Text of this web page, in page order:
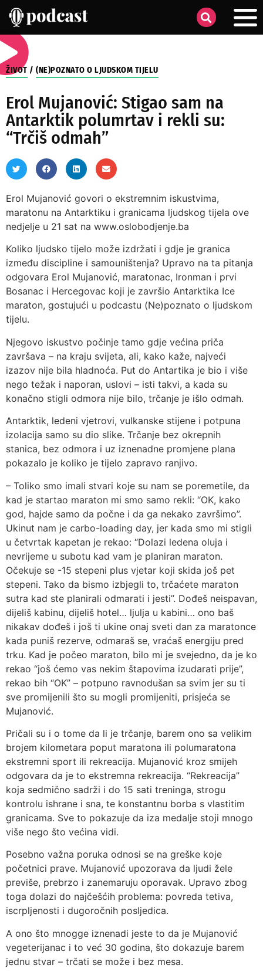
ŽIVOT / (NE)POZNATO O LJUDSKOM TIJELU
Erol Mujanović: Stigao sam na
Antarktik polumrtav i rekli su:
“Trčiš odmah”
Erol Mujanović govori o ekstremnim iskustvima,
maratonu na Antarktiku i granicama ljudskog tijela ove
nedjelje u 21 sat na www.oslobodjenje.ba
Koliko ljudsko tijelo može izdržati i gdje je granica
između discipline i samouništenja? Upravo na ta pitanja
odgovara Erol Mujanović, maratonac, Ironman i prvi
Bosanac i Hercegovac koji je završio Antarktika Ice
maraton, gostujući u podcastu (Ne)poznato o ljudskom
tijelu.
Njegovo iskustvo počinje tamo gdje većina priča
završava – na kraju svijeta, ali, kako kaže, najveći
izazov nije bila hladnoća. Put do Antartika je bio i više
nego težak i naporan, uslovi – isti takvi, a kada su
konačno stigli odmora nije bilo, trčanje je išlo odmah.
Antarktik, ledeni vjetrovi, vulkanske stijene i potpuna
izolacija samo su dio slike. Trčanje bez okrepnih
stanica, bez odmora i uz iznenadne promjene plana
pokazalo je koliko je tijelo zapravo ranjivo.
– Toliko smo imali stvari koje su nam se poremetile, da
kad je startao maraton mi smo samo rekli: “OK, kako
god, hajde samo da počne i da ga nekako završimo”.
Ukinut nam je carbo-loading day, jer kada smo mi stigli
u četvrtak kapetan je rekao: “Dolazi ledena oluja i
nevrijeme u subotu kad vam je planiran maraton.
Očekuje se -15 stepeni plus vjetar koji skida još pet
stepeni. Tako da bismo izbjegli to, trčaćete maraton
sutra kad ste planirali odmarati i jesti”. Dođeš neispavan,
dijeliš kabinu, dijeliš hotel… ljulja u kabini… ono baš
nikakav dođeš i još ti ukine onaj sveti dan za maratonce
kada puniš rezerve, odmaraš se, vraćaš energiju pred
trku. Kad je počeo maraton, bilo mi je svejedno, da je ko
rekao “još ćemo vas nekim štapovima izudarati prije”,
rekao bih “OK” – potpuno ravnodušan sa svim jer su ti
sve promijenili što su mogli promijeniti, prisjeća se
Mujanović.
Pričali su i o tome da li je trčanje, barem ono sa velikim
brojem kilometara poput maratona ili polumaratona
ekstremni sport ili rekreacija. Mujanović kroz smijeh
odgovara da je to ekstremna rekreacija. “Rekreacija”
koja sedmično sadrži i do 15 sati treninga, strogu
kontrolu ishrane i sna, te konstantnu borba s vlastitim
granicama. Sve to pokazuje da iza medalje stoji mnogo
više nego što većina vidi.
Posebno važna poruka odnosi se na greške koje
početnici prave. Mujanović upozorava da ljudi žele
previše, prebrzo i zanemaruju oporavak. Upravo zbog
toga dolazi do najčešćih problema: povreda tetiva,
iscrpljenosti i dugoročnih posljedica.
A ono što mnogge iznenadi jeste to da je Mujanović
vegeterijanac i to već 30 godina, što dokazuje barem
jednu stvar – trčati se može i bez mesa.